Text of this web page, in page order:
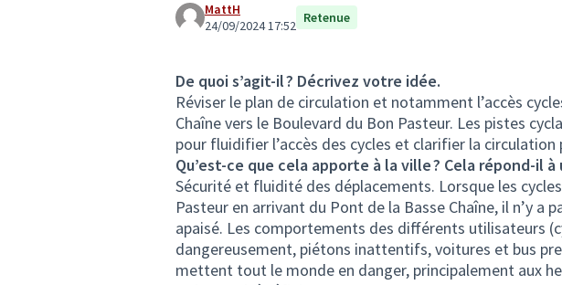
MattH
24/09/2024 17:52 Retenue
De quoi s’agit-il ? Décrivez votre idée.
Réviser le plan de circulation et notamment l’accès
Chaîne vers le Boulevard du Bon Pasteur. Les pistes
pour fluidifier l’accès des cycles et clarifier la
Qu’est-ce que cela apporte à la ville ? Cela répond-il à
Sécurité et fluidité des déplacements. Lorsque les
Pasteur en arrivant du Pont de la Basse Chaîne, il n’y a
apaisé. Les comportements des différents utilisateurs
dangereusement, piétons inattentifs, voitures et bus
mettent tout le monde en danger, principalement aux